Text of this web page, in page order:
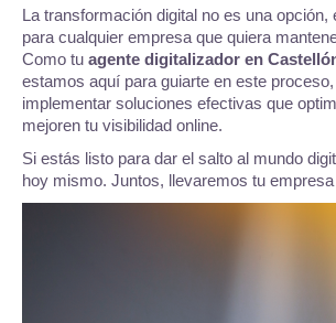
La transformación digital no es una opción,
para cualquier empresa que quiera
Como tu agente digitalizador en
estamos aquí para guiarte en este
implementar soluciones efectivas que
mejoren tu visibilidad online.
Si estás listo para dar el salto al mundo
hoy mismo. Juntos, llevaremos tu